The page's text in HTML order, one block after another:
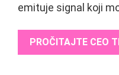
emituje signal koji
PROČITAJTE CEO